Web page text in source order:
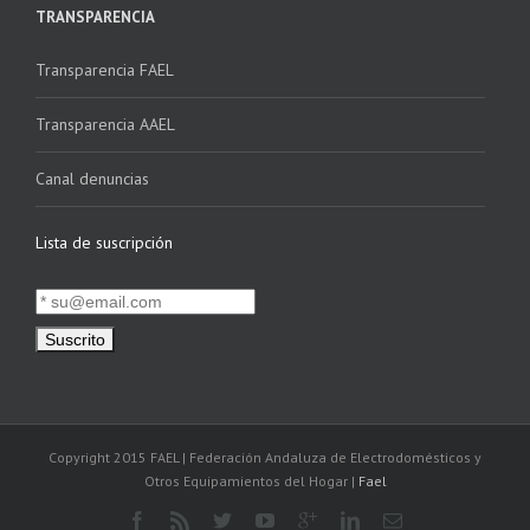
TRANSPARENCIA
Transparencia FAEL
Transparencia AAEL
Canal denuncias
Lista de suscripción
Copyright 2015 FAEL | Federación Andaluza de Electrodomésticos y
Otros Equipamientos del Hogar | Fael